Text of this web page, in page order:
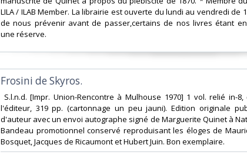
LILA / ILAB Member. La librairie est ouverte du lundi au vendredi de
de nous prévenir avant de passer,certains de nos livres étant
une réserve. ‎
‎Frosini de Skyros.‎
S.l.n.d. [Impr. Union-Rencontre à Mulhouse 1970] 1 vol. relié in-
l'éditeur, 319 pp. (cartonnage un peu jauni). Edition originale
d'auteur avec un envoi autographe signé de Marguerite Quinet à
Bandeau promotionnel conservé reproduisant les éloges de
Bosquet, Jacques de Ricaumont et Hubert Juin. Bon exemplaire.‎